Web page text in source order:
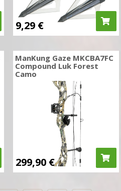
9,29 €
ManKung Gaze MKCBA7FC
Compound Luk Forest
Camo
299,90 €